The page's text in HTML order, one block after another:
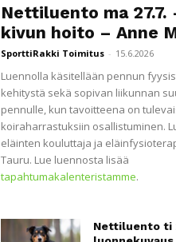
Nettiluento ma 27.7.
kivun hoito – Anne
SporttiRakki Toimitus - 15.6.2026
Luennolla käsitellään pennun
kehitystä sekä sopivan liikunnan
pennulle, kun tavoitteena on
koiraharrastuksiin osallistuminen.
eläinten kouluttaja ja
Tauru. Lue luennosta lisää
tapahtumakalenteristamme.
Nettiluento ti